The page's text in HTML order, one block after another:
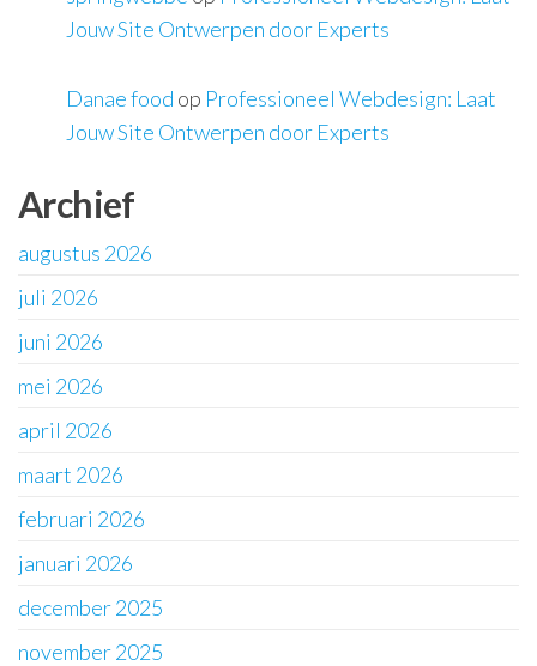
Jouw Site Ontwerpen door Experts
Danae food op Professioneel Webdesign: Laat
Jouw Site Ontwerpen door Experts
Archief
augustus 2026
juli 2026
juni 2026
mei 2026
april 2026
maart 2026
februari 2026
januari 2026
december 2025
november 2025